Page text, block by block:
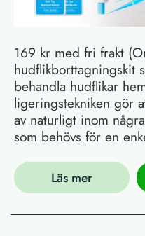
169 kr med fri frakt
hudflikborttagningskit
behandla hudflikar
ligeringstekniken gör
av naturligt inom
som behövs för en
Läs mer